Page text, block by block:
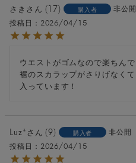
さき 17 購入者
非公開
投稿日
2026/04/15
ウエストがゴムなので楽ちん
裾のスカラップがさりげなく
入っています！
Luz* 9 購入者
非公開
投稿日
2026/04/15